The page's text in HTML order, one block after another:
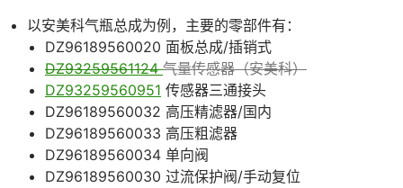
以安美科气瓶总成为例，主要的零部件有：
DZ96189560020 面板总成/插销式
DZ93259561124气量传感器（安美科）
DZ93259560951 传感器三通接头
DZ96189560032 高压精滤器/国内
DZ96189560033 高压粗滤器
DZ96189560034 单向阀
DZ96189560030 过流保护阀/手动复位